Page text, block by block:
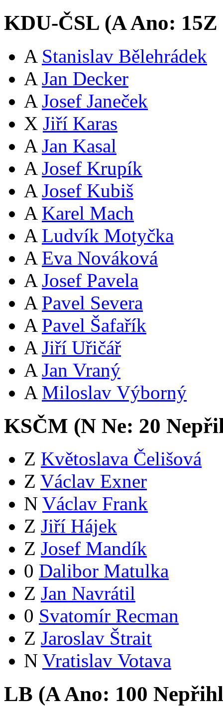
KDU-ČSL (AAno: 15Z
A Stanislav Bělehrádek
A Jan Decker
A Josef Janeček
X Jiří Karas
A Jan Kasal
A Josef Krupík
A Josef Kubiš
A Karel Mach
A Ludvík Motyčka
A Eva Nováková
A Josef Pavela
A Pavel Severa
A Pavel Šafařík
A Jiří Uřičář
A Jan Vraný
A Miloslav Výborný
KSČM (N Ne: 20
Z Květoslava Čelišová
Z Václav Exner
N Václav Frank
Z Jiří Hájek
Z Josef Mandík
0 Dalibor Matulka
Z Jan Navrátil
0 Svatomír Recman
Z Jaroslav Štrait
N Vratislav Votava
LB (AAno: 100